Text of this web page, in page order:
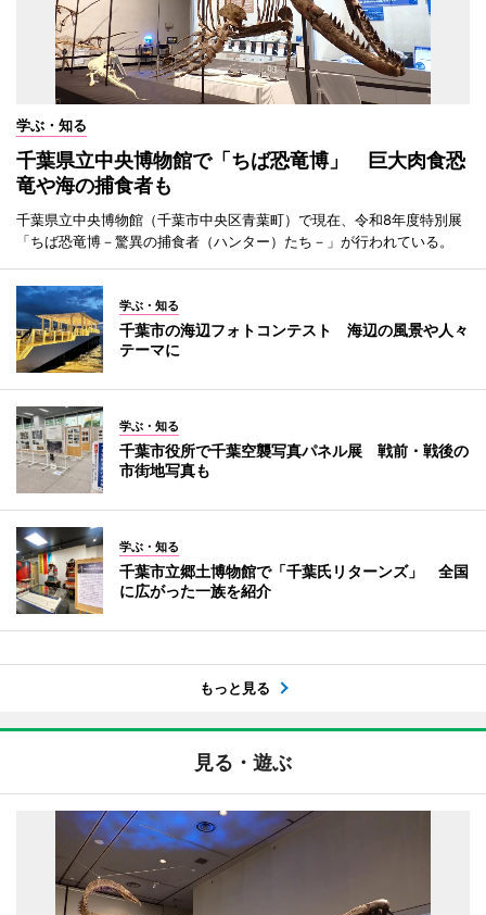
学ぶ・知る
千葉県立中央博物館で「ちば恐竜博」 巨大肉食恐
竜や海の捕食者も
千葉県立中央博物館（千葉市中央区青葉町）で現在、令和8年度特別展
「ちば恐竜博－驚異の捕食者（ハンター）たち－」が行われている。
学ぶ・知る
千葉市の海辺フォトコンテスト 海辺の風景や人々
テーマに
学ぶ・知る
千葉市役所で千葉空襲写真パネル展 戦前・戦後の
市街地写真も
学ぶ・知る
千葉市立郷土博物館で「千葉氏リターンズ」 全国
に広がった一族を紹介
もっと見る
見る・遊ぶ